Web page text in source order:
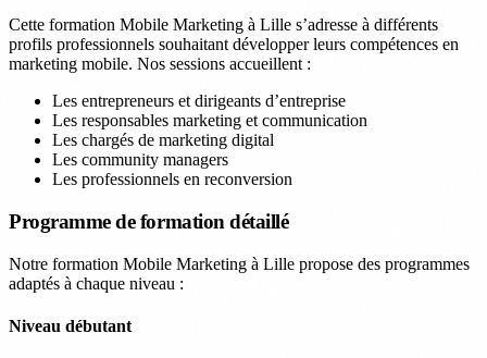
Cette formation Mobile Marketing à Lille s’adresse à différents
profils professionnels souhaitant développer leurs compétences en
marketing mobile. Nos sessions accueillent :
Les entrepreneurs et dirigeants d’entreprise
Les responsables marketing et communication
Les chargés de marketing digital
Les community managers
Les professionnels en reconversion
Programme de formation détaillé
Notre formation Mobile Marketing à Lille propose des programmes
adaptés à chaque niveau :
Niveau débutant